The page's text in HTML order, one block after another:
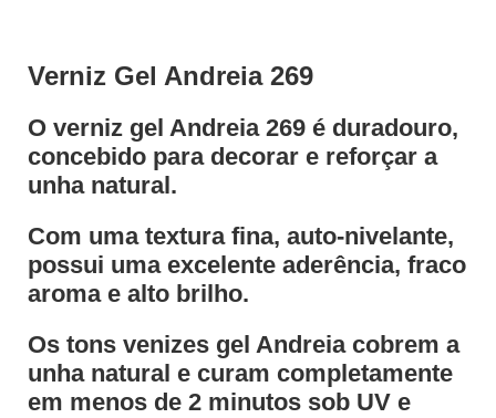
Verniz Gel Andreia 269
O verniz gel Andreia 269 é duradouro,
concebido para decorar e reforçar a
unha natural.
Com uma textura fina, auto-nivelante,
possui uma excelente aderência, fraco
aroma e alto brilho.
Os tons venizes gel Andreia cobrem a
unha natural e curam completamente
em menos de 2 minutos sob UV e